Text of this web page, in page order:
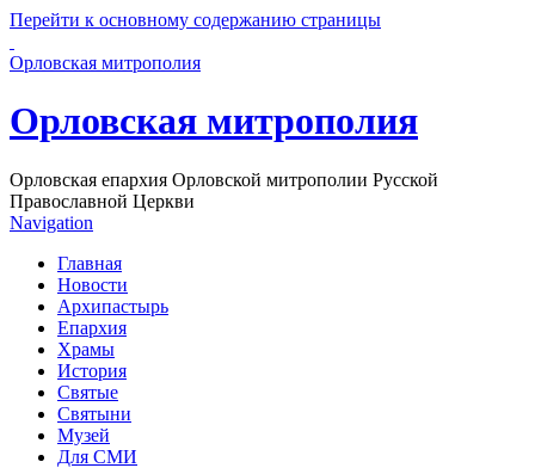
Перейти к основному содержанию страницы
Орловская митрополия
Орловская митрополия
Орловская епархия Орловской митрополии Русской
Православной Церкви
Navigation
Главная
Новости
Архипастырь
Епархия
Храмы
История
Святые
Святыни
Музей
Для СМИ